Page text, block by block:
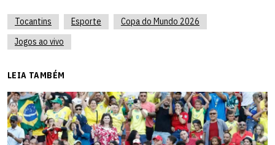
Tocantins Esporte
Copa do Mundo 2026
Jogos ao vivo
LEIA TAMBÉM